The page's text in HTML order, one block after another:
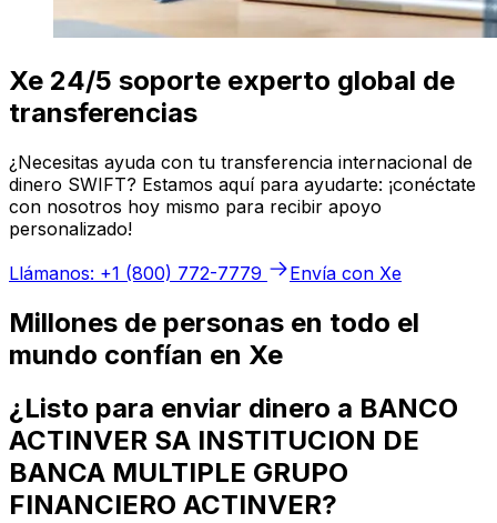
Xe 24/5 soporte experto global de
transferencias
¿Necesitas ayuda con tu transferencia internacional de
dinero SWIFT? Estamos aquí para ayudarte: ¡conéctate
con nosotros hoy mismo para recibir apoyo
personalizado!
Llámanos: +1 (800) 772-7779
Envía con Xe
Millones de personas en todo el
mundo confían en Xe
¿Listo para enviar dinero a BANCO
ACTINVER SA INSTITUCION DE
BANCA MULTIPLE GRUPO
FINANCIERO ACTINVER?